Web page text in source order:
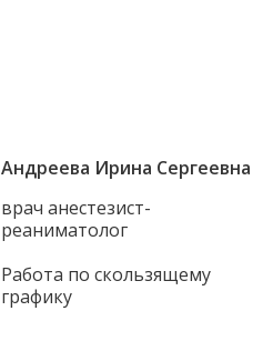
Андреева Ирина Сергеевна
врач анестезист-
реаниматолог
Работа по скользящему
графику